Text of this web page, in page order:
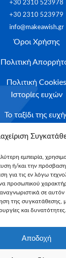
εμπειρία,
ή/και την
για τις εν λόγω
προσωπικού
σε
της συγκατάθεσης,
και δυνατότητες.
Αποδοχή
+30 2310 523978
+30 2310 523979
info@makeawish.gr
Όροι Χρήσης
Πολιτική
Πολιτική Cookies
Ιστορίες ευχών
Το ταξίδι της
Υποβολή
NEWSLETTER